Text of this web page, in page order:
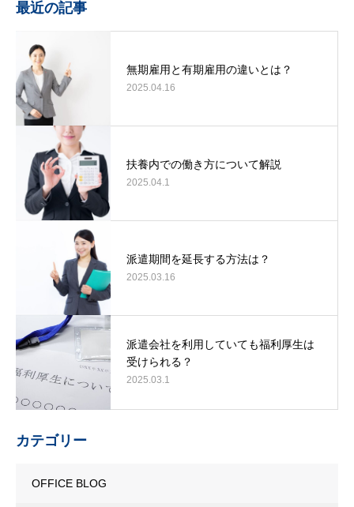
最近の記事
無期雇用と有期雇用の違いとは？
2025.04.16
扶養内での働き方について解説
2025.04.1
派遣期間を延長する方法は？
2025.03.16
派遣会社を利用していても福利厚生は
受けられる？
2025.03.1
カテゴリー
OFFICE BLOG